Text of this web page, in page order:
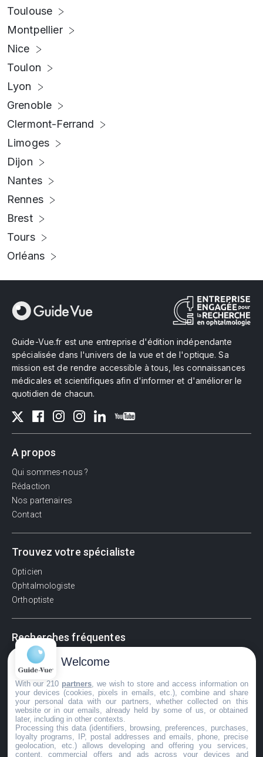
Toulouse
Montpellier
Nice
Toulon
Lyon
Grenoble
Clermont-Ferrand
Limoges
Dijon
Nantes
Rennes
Brest
Tours
Orléans
Guide-Vue.fr est une entreprise d'édition indépendante
spécialisée dans l'univers de la vue et de l'optique. Sa
mission est de rendre accessible à tous, les connaissances
médicales et scientifiques afin d'informer et d'améliorer le
quotidien de chacun.
A propos
Qui sommes-nous ?
Rédaction
Nos partenaires
Contact
Trouvez votre spécialiste
Opticien
Ophtalmologiste
Orthoptiste
Recherches fréquentes
Pathologies adultes
Signes d'une urgence ophtalmologique
La vision
Acuité visuelle
Myosis / mydriase
Œdème oculaire
Welcome
With our 210 partners , we wish to store and access information on
your devices (cookies, pixels in emails, etc.), combine and share
your personal data with our partners, whether collected on this
website or in our emails, already held by some of us, or obtained
later, including in other contexts.
Processing this data (identifiers, browsing, preferences, purchases,
loyalty programs, IP, postal addresses and emails, phone, precise
geolocation, etc.) allows developing and offering you services,
content, commercial offers and ads across your devices and